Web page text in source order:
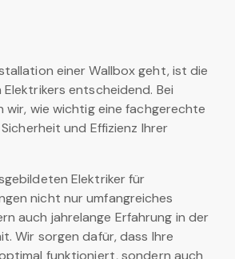
einer Wallbox geht, ist die
entscheidend. Bei
wie wichtig eine fachgerechte
und Effizienz Ihrer
Elektriker für
nicht nur umfangreiches
auch jahrelange Erfahrung in der
Wir sorgen dafür, dass Ihre
funktioniert, sondern auch